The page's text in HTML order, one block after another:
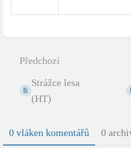
Zadejte
výběru
Předchozí
Strážce lesa
(HT)
0 vláken komentářů 0